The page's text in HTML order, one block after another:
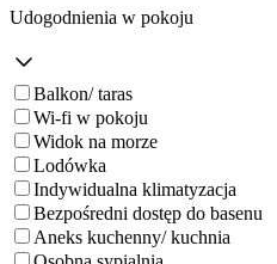
Udogodnienia w pokoju
Balkon/ taras
Wi-fi w pokoju
Widok na morze
Lodówka
Indywidualna klimatyzacja
Bezpośredni dostęp do basenu
Aneks kuchenny/ kuchnia